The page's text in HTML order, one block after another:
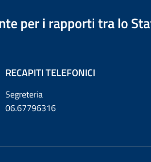
per i rapporti tra lo
RECAPITI TELEFONICI
Segreteria
06.67796316